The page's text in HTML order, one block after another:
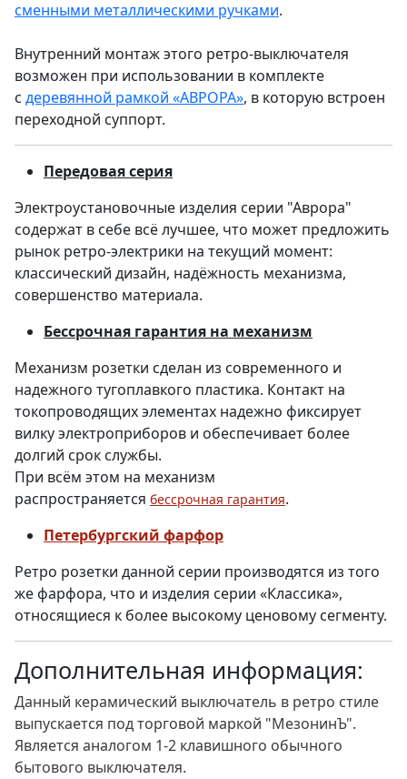
сменными металлическими ручками.
Внутренний монтаж этого ретро-выключателя
возможен при использовании в комплекте
с деревянной рамкой «АВРОРА», в которую встроен
переходной суппорт.
Передовая серия
Электроустановочные изделия серии "Аврора"
содержат в себе всё лучшее, что может предложить
рынок ретро-электрики на текущий момент:
классический дизайн, надёжность механизма,
совершенство материала.
Бессрочная гарантия на механизм
Механизм розетки сделан из современного и
надежного тугоплавкого пластика. Контакт на
токопроводящих элементах надежно фиксирует
вилку электроприборов и обеспечивает более
долгий срок службы.
При всём этом на механизм
распространяется бессрочная гарантия.
Петербургский фарфор
Ретро розетки данной серии производятся из того
же фарфора, что и изделия серии «Классика»,
относящиеся к более высокому ценовому сегменту.
Дополнительная информация:
Данный керамический выключатель в ретро стиле
выпускается под торговой маркой "МезонинЪ".
Является аналогом 1-2 клавишного обычного
бытового выключателя.